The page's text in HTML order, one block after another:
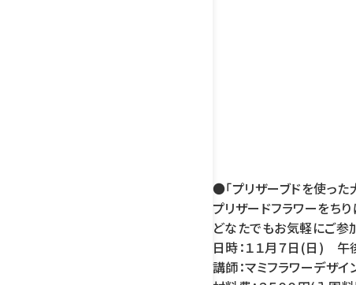
●「プリザーブドを使った
プリザードフラワーをち
どなたでもお気軽にご参
日時：１１月７日(日)
講師：マミフラワーデザ